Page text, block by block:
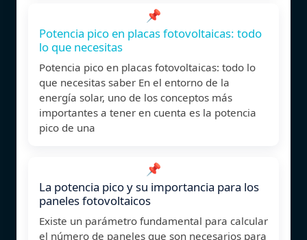
📌
Potencia pico en placas fotovoltaicas: todo
lo que necesitas
Potencia pico en placas fotovoltaicas: todo lo
que necesitas saber En el entorno de la
energía solar, uno de los conceptos más
importantes a tener en cuenta es la potencia
pico de una
📌
La potencia pico y su importancia para los
paneles fotovoltaicos
Existe un parámetro fundamental para calcular
el número de paneles que son necesarios para